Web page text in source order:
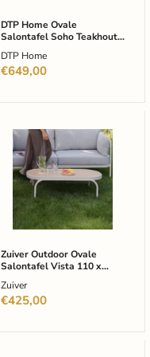
-
Bruin
-
Ovaal
DTP Home Ovale
Salontafel Soho Teakhout,
DTP Home
€649,00
Zuiver
Outdoor
Ovale
Salontafel
Vista
110
62cm
Beige
-
Ovaal
Zuiver Outdoor Ovale
Salontafel Vista 110 x
Zuiver
€425,00